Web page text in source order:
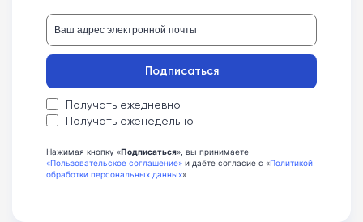
Получать ежедневно
Получать еженедельно
Подписаться
Нажимая кнопку «Подписаться», вы принимаете
«Пользовательское соглашение» и даёте согласие с «Политикой
обработки персональных данных»